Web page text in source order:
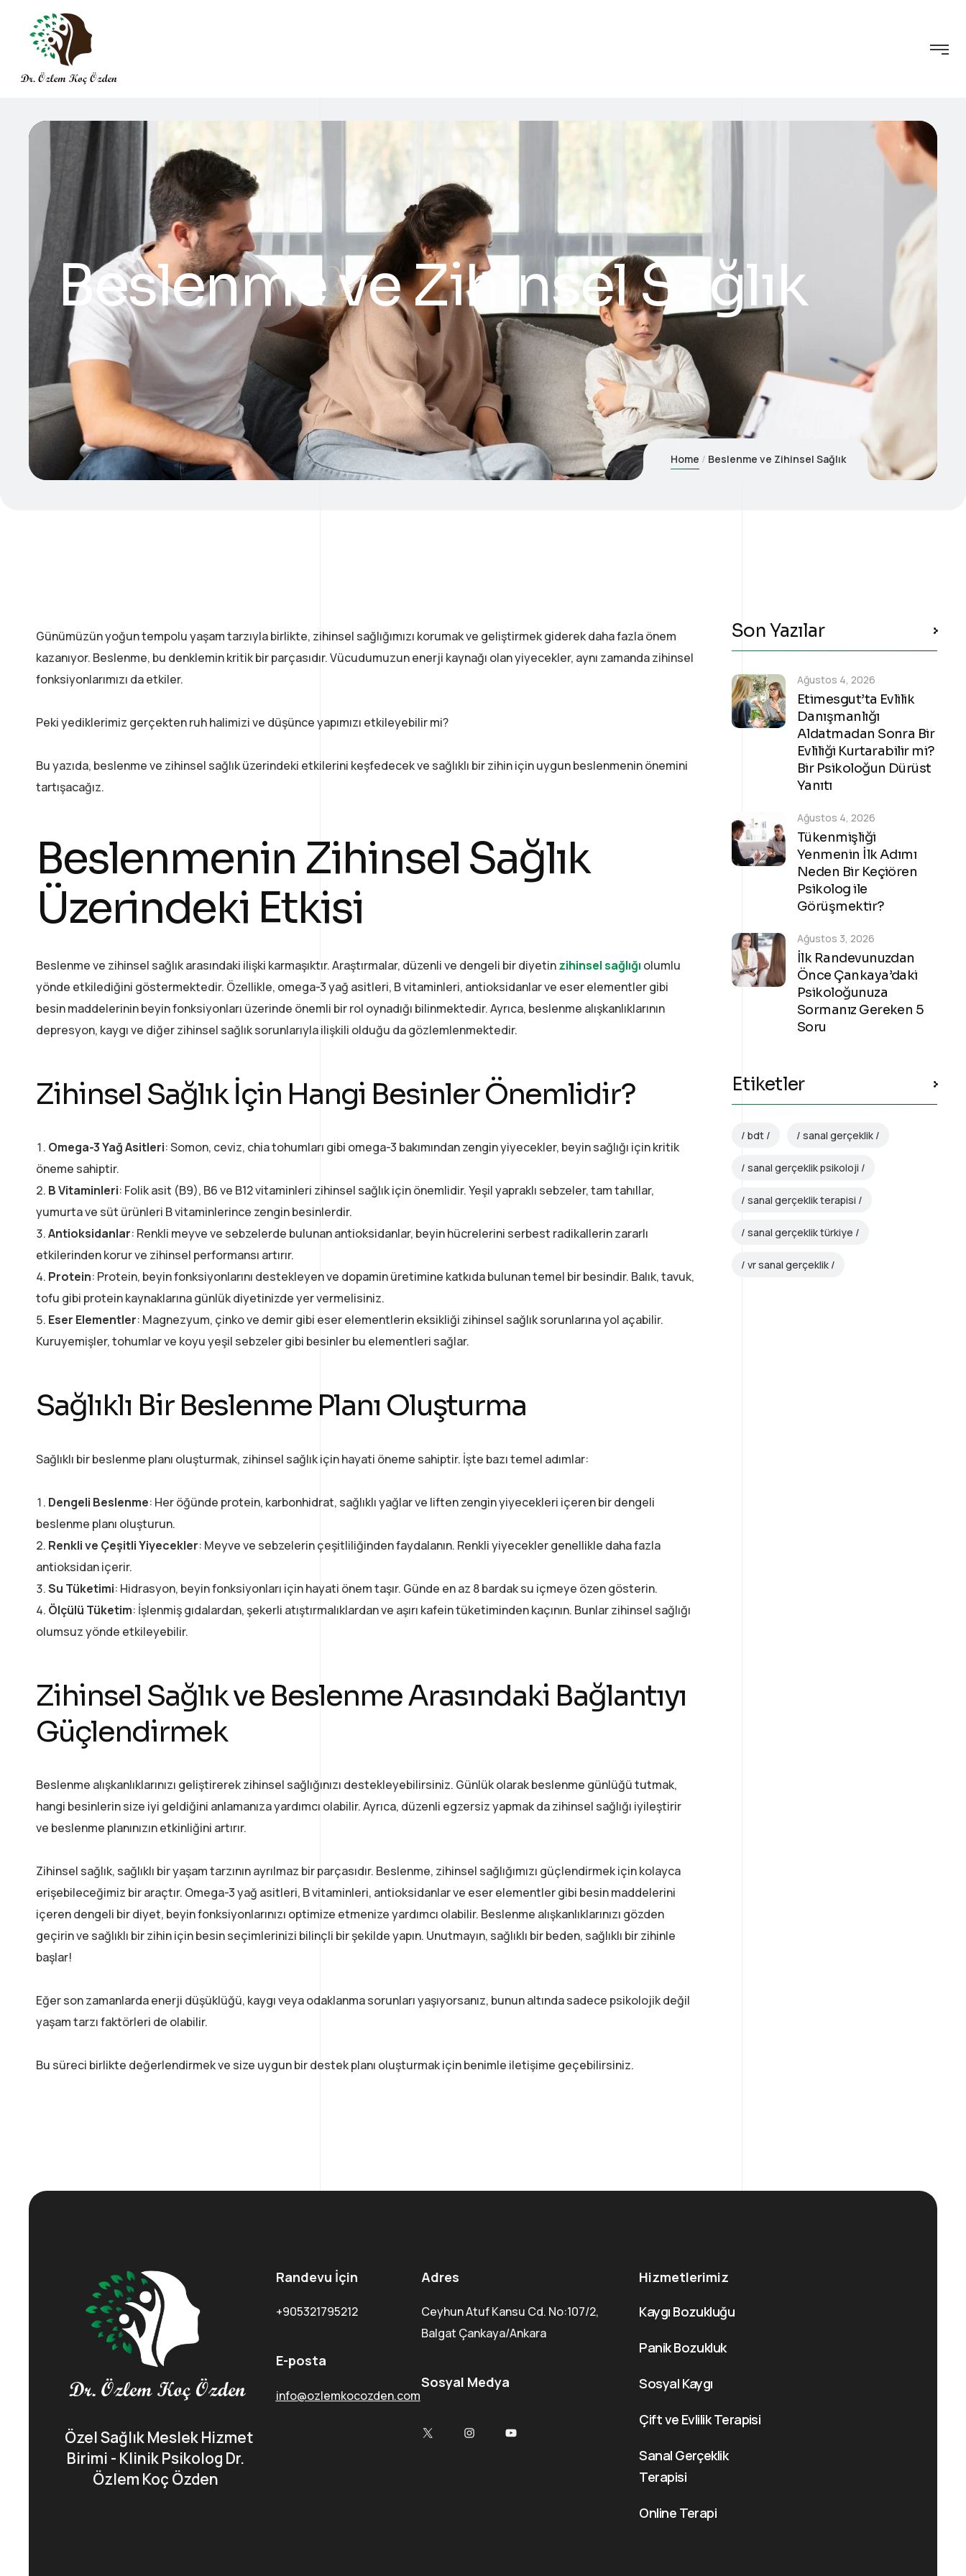
Beslenme ve Zihinsel Sağlık
Home Beslenme ve Zihinsel Sağlık
Günümüzün yoğun tempolu yaşam tarzıyla birlikte, zihinsel sağlığımızı korumak ve geliştirmek giderek daha fazla önem
kazanıyor. Beslenme, bu denklemin kritik bir parçasıdır. Vücudumuzun enerji kaynağı olan yiyecekler, aynı zamanda zihinsel
fonksiyonlarımızı da etkiler.
Peki yediklerimiz gerçekten ruh halimizi ve düşünce yapımızı etkileyebilir mi?
Bu yazıda, beslenme ve zihinsel sağlık üzerindeki etkilerini keşfedecek ve sağlıklı bir zihin için uygun beslenmenin önemini
tartışacağız.
Beslenmenin Zihinsel Sağlık
Üzerindeki Etkisi
Beslenme ve zihinsel sağlık arasındaki ilişki karmaşıktır. Araştırmalar, düzenli ve dengeli bir diyetinzihinsel sağlığı olumlu
yönde etkilediğini göstermektedir. Özellikle, omega-3 yağ asitleri, B vitaminleri, antioksidanlar ve eser elementler gibi
besin maddelerinin beyin fonksiyonları üzerinde önemli bir rol oynadığı bilinmektedir. Ayrıca, beslenme alışkanlıklarının
depresyon, kaygı ve diğer zihinsel sağlık sorunlarıyla ilişkili olduğu da gözlemlenmektedir.
Zihinsel Sağlık İçin Hangi Besinler Önemlidir?
Omega-3 Yağ Asitleri: Somon, ceviz, chia tohumları gibi omega-3 bakımından zengin yiyecekler, beyin sağlığı için kritik
öneme sahiptir.
B Vitaminleri: Folik asit (B9), B6 ve B12 vitaminleri zihinsel sağlık için önemlidir. Yeşil yapraklı sebzeler, tam tahıllar,
yumurta ve süt ürünleri B vitaminlerince zengin besinlerdir.
Antioksidanlar: Renkli meyve ve sebzelerde bulunan antioksidanlar, beyin hücrelerini serbest radikallerin zararlı
etkilerinden korur ve zihinsel performansı artırır.
Protein: Protein, beyin fonksiyonlarını destekleyen ve dopamin üretimine katkıda bulunan temel bir besindir. Balık, tavuk,
tofu gibi protein kaynaklarına günlük diyetinizde yer vermelisiniz.
Eser Elementler: Magnezyum, çinko ve demir gibi eser elementlerin eksikliği zihinsel sağlık sorunlarına yol açabilir.
Kuruyemişler, tohumlar ve koyu yeşil sebzeler gibi besinler bu elementleri sağlar.
Sağlıklı Bir Beslenme Planı Oluşturma
Sağlıklı bir beslenme planı oluşturmak, zihinsel sağlık için hayati öneme sahiptir. İşte bazı temel adımlar:
Dengeli Beslenme: Her öğünde protein, karbonhidrat, sağlıklı yağlar ve liften zengin yiyecekleri içeren bir dengeli
beslenme planı oluşturun.
Renkli ve Çeşitli Yiyecekler: Meyve ve sebzelerin çeşitliliğinden faydalanın. Renkli yiyecekler genellikle daha fazla
antioksidan içerir.
Su Tüketimi: Hidrasyon, beyin fonksiyonları için hayati önem taşır. Günde en az 8 bardak su içmeye özen gösterin.
Ölçülü Tüketim: İşlenmiş gıdalardan, şekerli atıştırmalıklardan ve aşırı kafein tüketiminden kaçının. Bunlar zihinsel sağlığı
olumsuz yönde etkileyebilir.
Zihinsel Sağlık ve Beslenme Arasındaki Bağlantıyı
Güçlendirmek
Beslenme alışkanlıklarınızı geliştirerek zihinsel sağlığınızı destekleyebilirsiniz. Günlük olarak beslenme günlüğü tutmak,
hangi besinlerin size iyi geldiğini anlamanıza yardımcı olabilir. Ayrıca, düzenli egzersiz yapmak da zihinsel sağlığı iyileştirir
ve beslenme planınızın etkinliğini artırır.
Zihinsel sağlık, sağlıklı bir yaşam tarzının ayrılmaz bir parçasıdır. Beslenme, zihinsel sağlığımızı güçlendirmek için kolayca
erişebileceğimiz bir araçtır. Omega-3 yağ asitleri, B vitaminleri, antioksidanlar ve eser elementler gibi besin maddelerini
içeren dengeli bir diyet, beyin fonksiyonlarınızı optimize etmenize yardımcı olabilir. Beslenme alışkanlıklarınızı gözden
geçirin ve sağlıklı bir zihin için besin seçimlerinizi bilinçli bir şekilde yapın. Unutmayın, sağlıklı bir beden, sağlıklı bir zihinle
başlar!
Eğer son zamanlarda enerji düşüklüğü, kaygı veya odaklanma sorunları yaşıyorsanız, bunun altında sadece psikolojik değil
yaşam tarzı faktörleri de olabilir.
Bu süreci birlikte değerlendirmek ve size uygun bir destek planı oluşturmak için benimle iletişime geçebilirsiniz.
Son Yazılar
Etimesgut’ta Evlilik
Danışmanlığı
Aldatmadan Sonra Bir
Evliliği Kurtarabilir mi?
Bir Psikoloğun Dürüst
Yanıtı
Ağustos 4, 2026
Tükenmişliği
Yenmenin İlk Adımı
Neden Bir Keçiören
Psikolog ile
Görüşmektir?
Ağustos 4, 2026
İlk Randevunuzdan
Önce Çankaya’daki
Psikoloğunuza
Sormanız Gereken 5
Soru
Ağustos 3, 2026
Etiketler
bdt sanal gerçeklik
sanal gerçeklik psikoloji
sanal gerçeklik terapisi
sanal gerçeklik türkiye
vr sanal gerçeklik
Özel Sağlık Meslek Hizmet
Birimi - Klinik Psikolog Dr.
Özlem Koç Özden
Randevu İçin
+905321795212
E-posta
info@ozlemkocozden.com
Adres
Ceyhun Atuf Kansu Cd. No:107/2,
Balgat Çankaya/Ankara
Sosyal Medya
Hizmetlerimiz
Kaygı Bozukluğu
Panik Bozukluk
Sosyal Kaygı
Çift ve Evlilik Terapisi
Sanal Gerçeklik
Terapisi
Online Terapi